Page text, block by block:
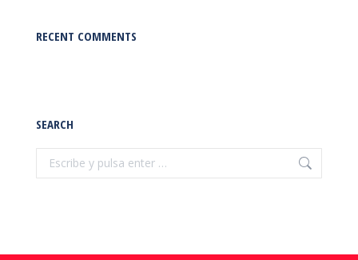
RECENT COMMENTS
SEARCH
Buscar: